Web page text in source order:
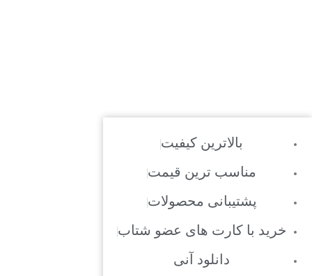
بالاترین کیفیت
مناسب ترین قیمت
پشتیبانی محصولات
خرید با کارت های عضو شتاب
دانلود آنی